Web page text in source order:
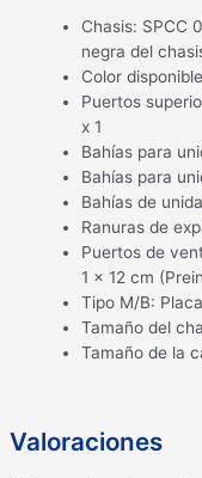
Chasis: SPCC
negra del
Color
Puertos
x 1
Bahías para
Bahías para
Bahías de
Ranuras de
Puertos de
1 x 12 cm
Tipo M/B:
Tamaño del
Tamaño de la
Valoraciones